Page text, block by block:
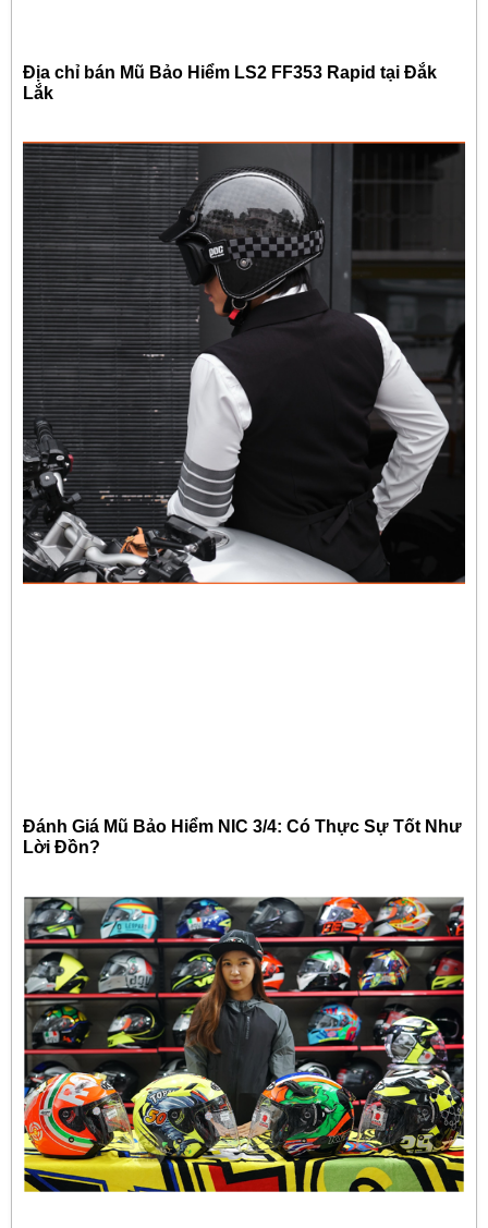
Địa chỉ bán Mũ Bảo Hiểm LS2 FF353 Rapid tại Đắk
Lắk
Đánh Giá Mũ Bảo Hiểm NIC 3/4: Có Thực Sự Tốt Như
Lời Đồn?